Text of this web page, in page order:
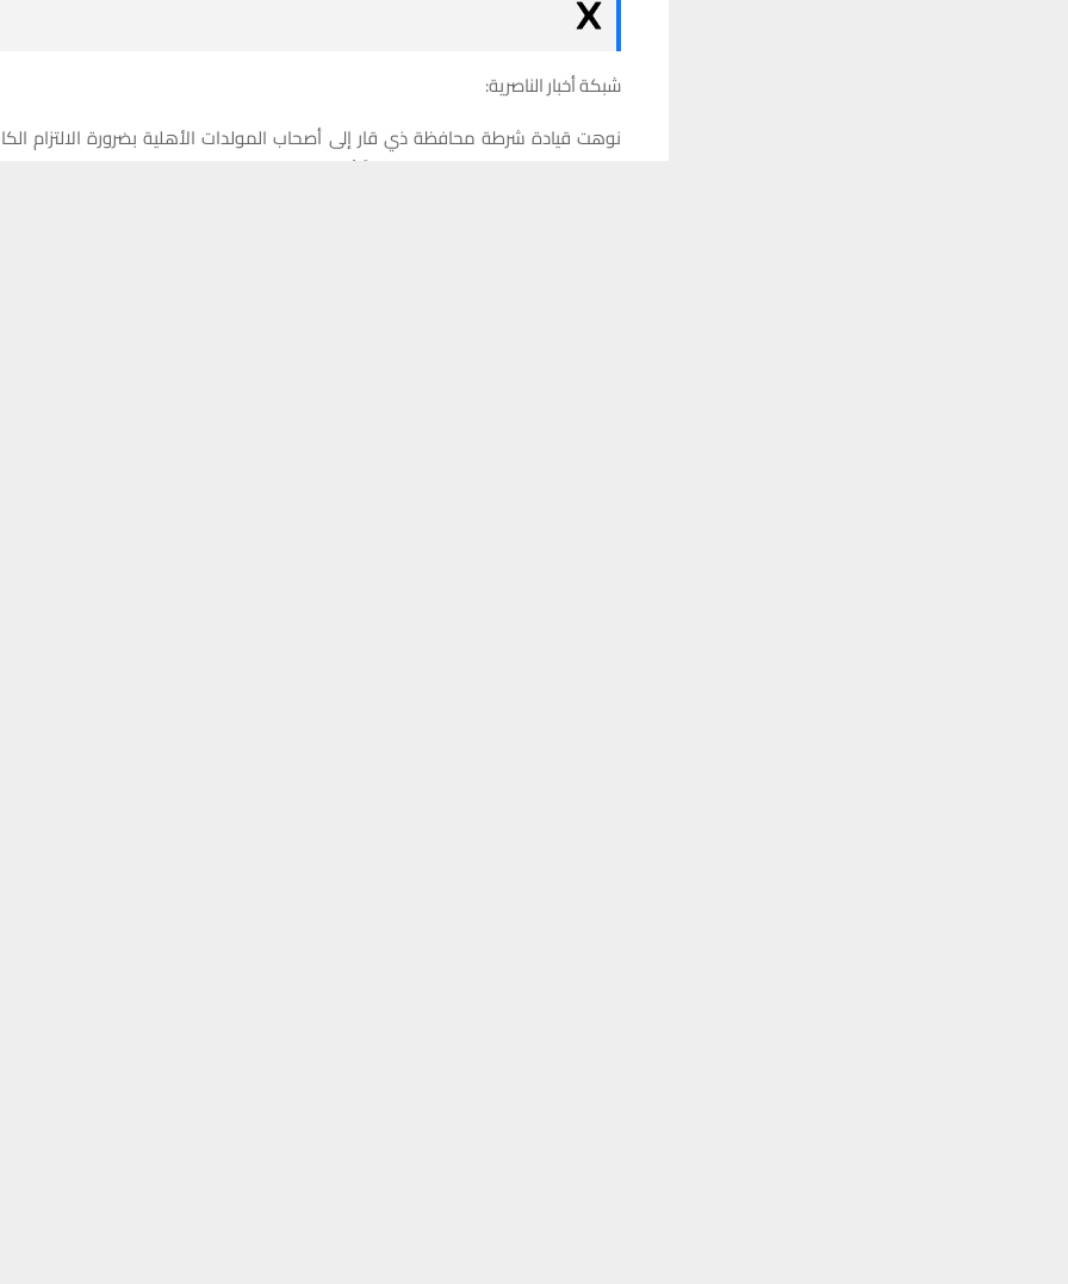
شبكة أخبار الناصرية:
نوهت قيادة شرطة محافظة ذي قار إلى أصحاب المولدات الأهلية بضرورة الالتزام
وتعليمات مجلس المحافظة، مؤكدةً أهمية التقيد بمواعيد وساعات تشغيل المولدات،